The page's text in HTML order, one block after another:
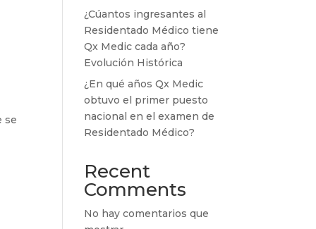
se
¿Cúantos ingresantes al
Residentado Médico tiene
Qx Medic cada año?
Evolución Histórica
¿En qué años Qx Medic
obtuvo el primer puesto
nacional en el examen de
Residentado Médico?
Recent
Comments
No hay comentarios que